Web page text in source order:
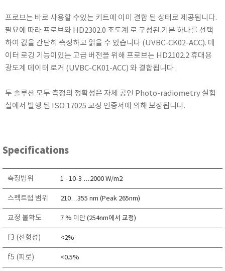
Pyxis
RION
RIXEN
SaveCoat
SENSECA
SENTRY
SHINYEI TECHNOLOGY
Showa sokki
SNDWAY
Solarmeter®
SONIC CORPORATION
T&D
프로브는 바로 사용할 수있는 키트에 이미 결합 된 상태로 제공됩니다.
필요에 따라 프로브와 HD2302.0 조도계 로 구성된 기본 하나를 선택
하여 값을 간단히 측정하고 읽을 수 있습니다 (UVBC-CK02-ACC). 데
이터 로깅 기능이있는 고급 버전을 위해 프로브는 HD2102.2 휴대용
광도계 데이터 로거 (UVBC-CK01-ACC) 와 결합됩니다 .
두 솔루션 모두 측정의 정확성은 자체 공인 Photo-radiometry 실험
실에서 발행 된 ISO 17025 교정 인증서에 의해 보장됩니다.
Specifications
측정범위 1 ∙ 10-3 …2000 W/m2
스펙트럼 범위 210…355 nm (Peak 265nm)
교정 불확도 7 % 미만 (254nm에서 교정)
f3 (선형성) <2%
f5 (피로) <0.5%